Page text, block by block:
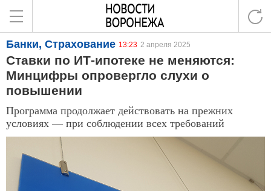
Банки, Страхование 13:23 2 апреля 2025
Ставки по ИТ-ипотеке не меняются:
Минцифры опровергло слухи о
повышении
Программа продолжает действовать на прежних
условиях — при соблюдении всех требований